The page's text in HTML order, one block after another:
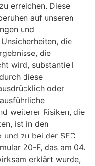
erreichen. Diese
auf unseren
und
die
die
wird, substantiell
diese
oder
weiterer Risiken, die
ist in den
und zu bei der SEC
20-F, das am 04.
erklärt wurde,